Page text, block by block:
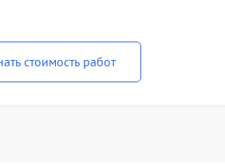
стоимость работ